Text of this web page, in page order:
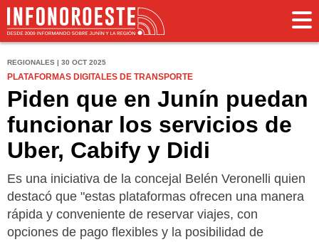
REGIONALES | 30 OCT 2025
PLATAFORMAS DIGITALES DE TRANSPORTE
Piden que en Junín puedan
funcionar los servicios de
Uber, Cabify y Didi
Es una iniciativa de la concejal Belén Veronelli quien
destacó que "estas plataformas ofrecen una manera
rápida y conveniente de reservar viajes, con
opciones de pago flexibles y la posibilidad de